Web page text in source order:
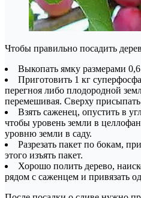
Чтобы правильно посадить
Выкопать ямку размерами
Приготовить 1 кг
перегноя либо плодородной
перемешивая. Сверху
Взять саженец, опустить в
чтобы уровень земли в
уровню земли в саду.
Разрезать пакет по бокам,
этого изъять пакет.
Хорошо полить дерево,
рядом с саженцем и привязать